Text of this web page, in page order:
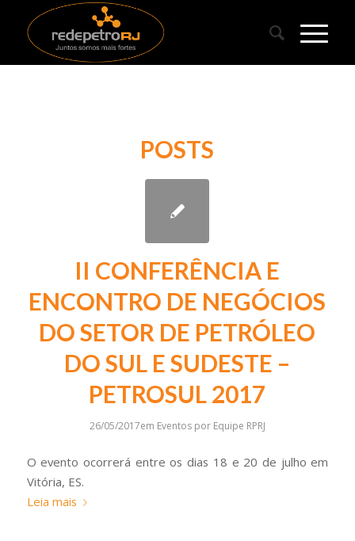
POSTS
II CONFERÊNCIA E
ENCONTRO DE NEGÓCIOS
DO SETOR DE PETRÓLEO
DO SUL E SUDESTE –
PETROSUL 2017
26/05/2017em Eventos por Equipe RPRJ
O evento ocorrerá entre os dias 18 e 20 de julho em
Vitória, ES.
Leia mais